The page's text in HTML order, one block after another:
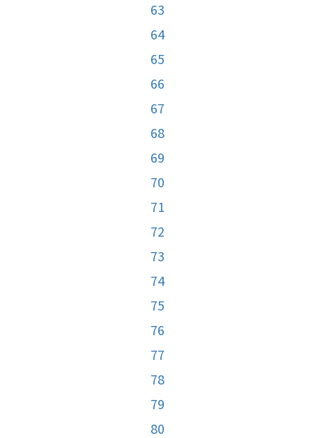
63
64
65
66
67
68
69
70
71
72
73
74
75
76
77
78
79
80